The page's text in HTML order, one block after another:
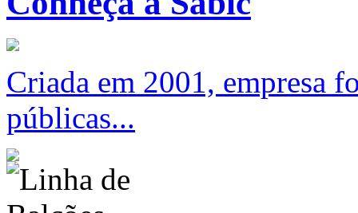
Criada em 2001, empresa
públicas...